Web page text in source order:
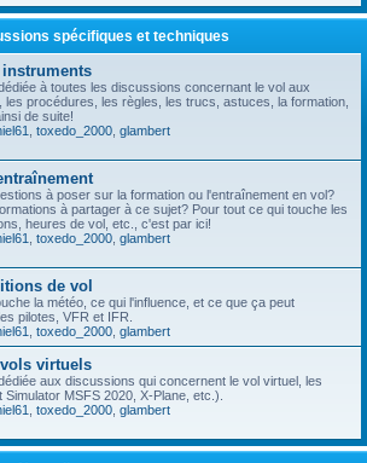
spécifiques et techniques
instruments
à toutes les discussions concernant le vol aux
les procédures, les règles, les trucs, astuces, la formation,
de suite!
toxedo_2000 glambert
à poser sur la formation ou l'entraînement en vol?
à partager à ce sujet? Pour tout ce qui touche les
heures de vol, etc., c'est par ici!
toxedo_2000 glambert
de vol
la météo, ce qui l'influence, et ce que ça peut
pilotes, VFR et IFR.
toxedo_2000 glambert
virtuels
aux discussions qui concernent le vol virtuel, les
MSFS 2020, X-Plane, etc.).
toxedo_2000 glambert